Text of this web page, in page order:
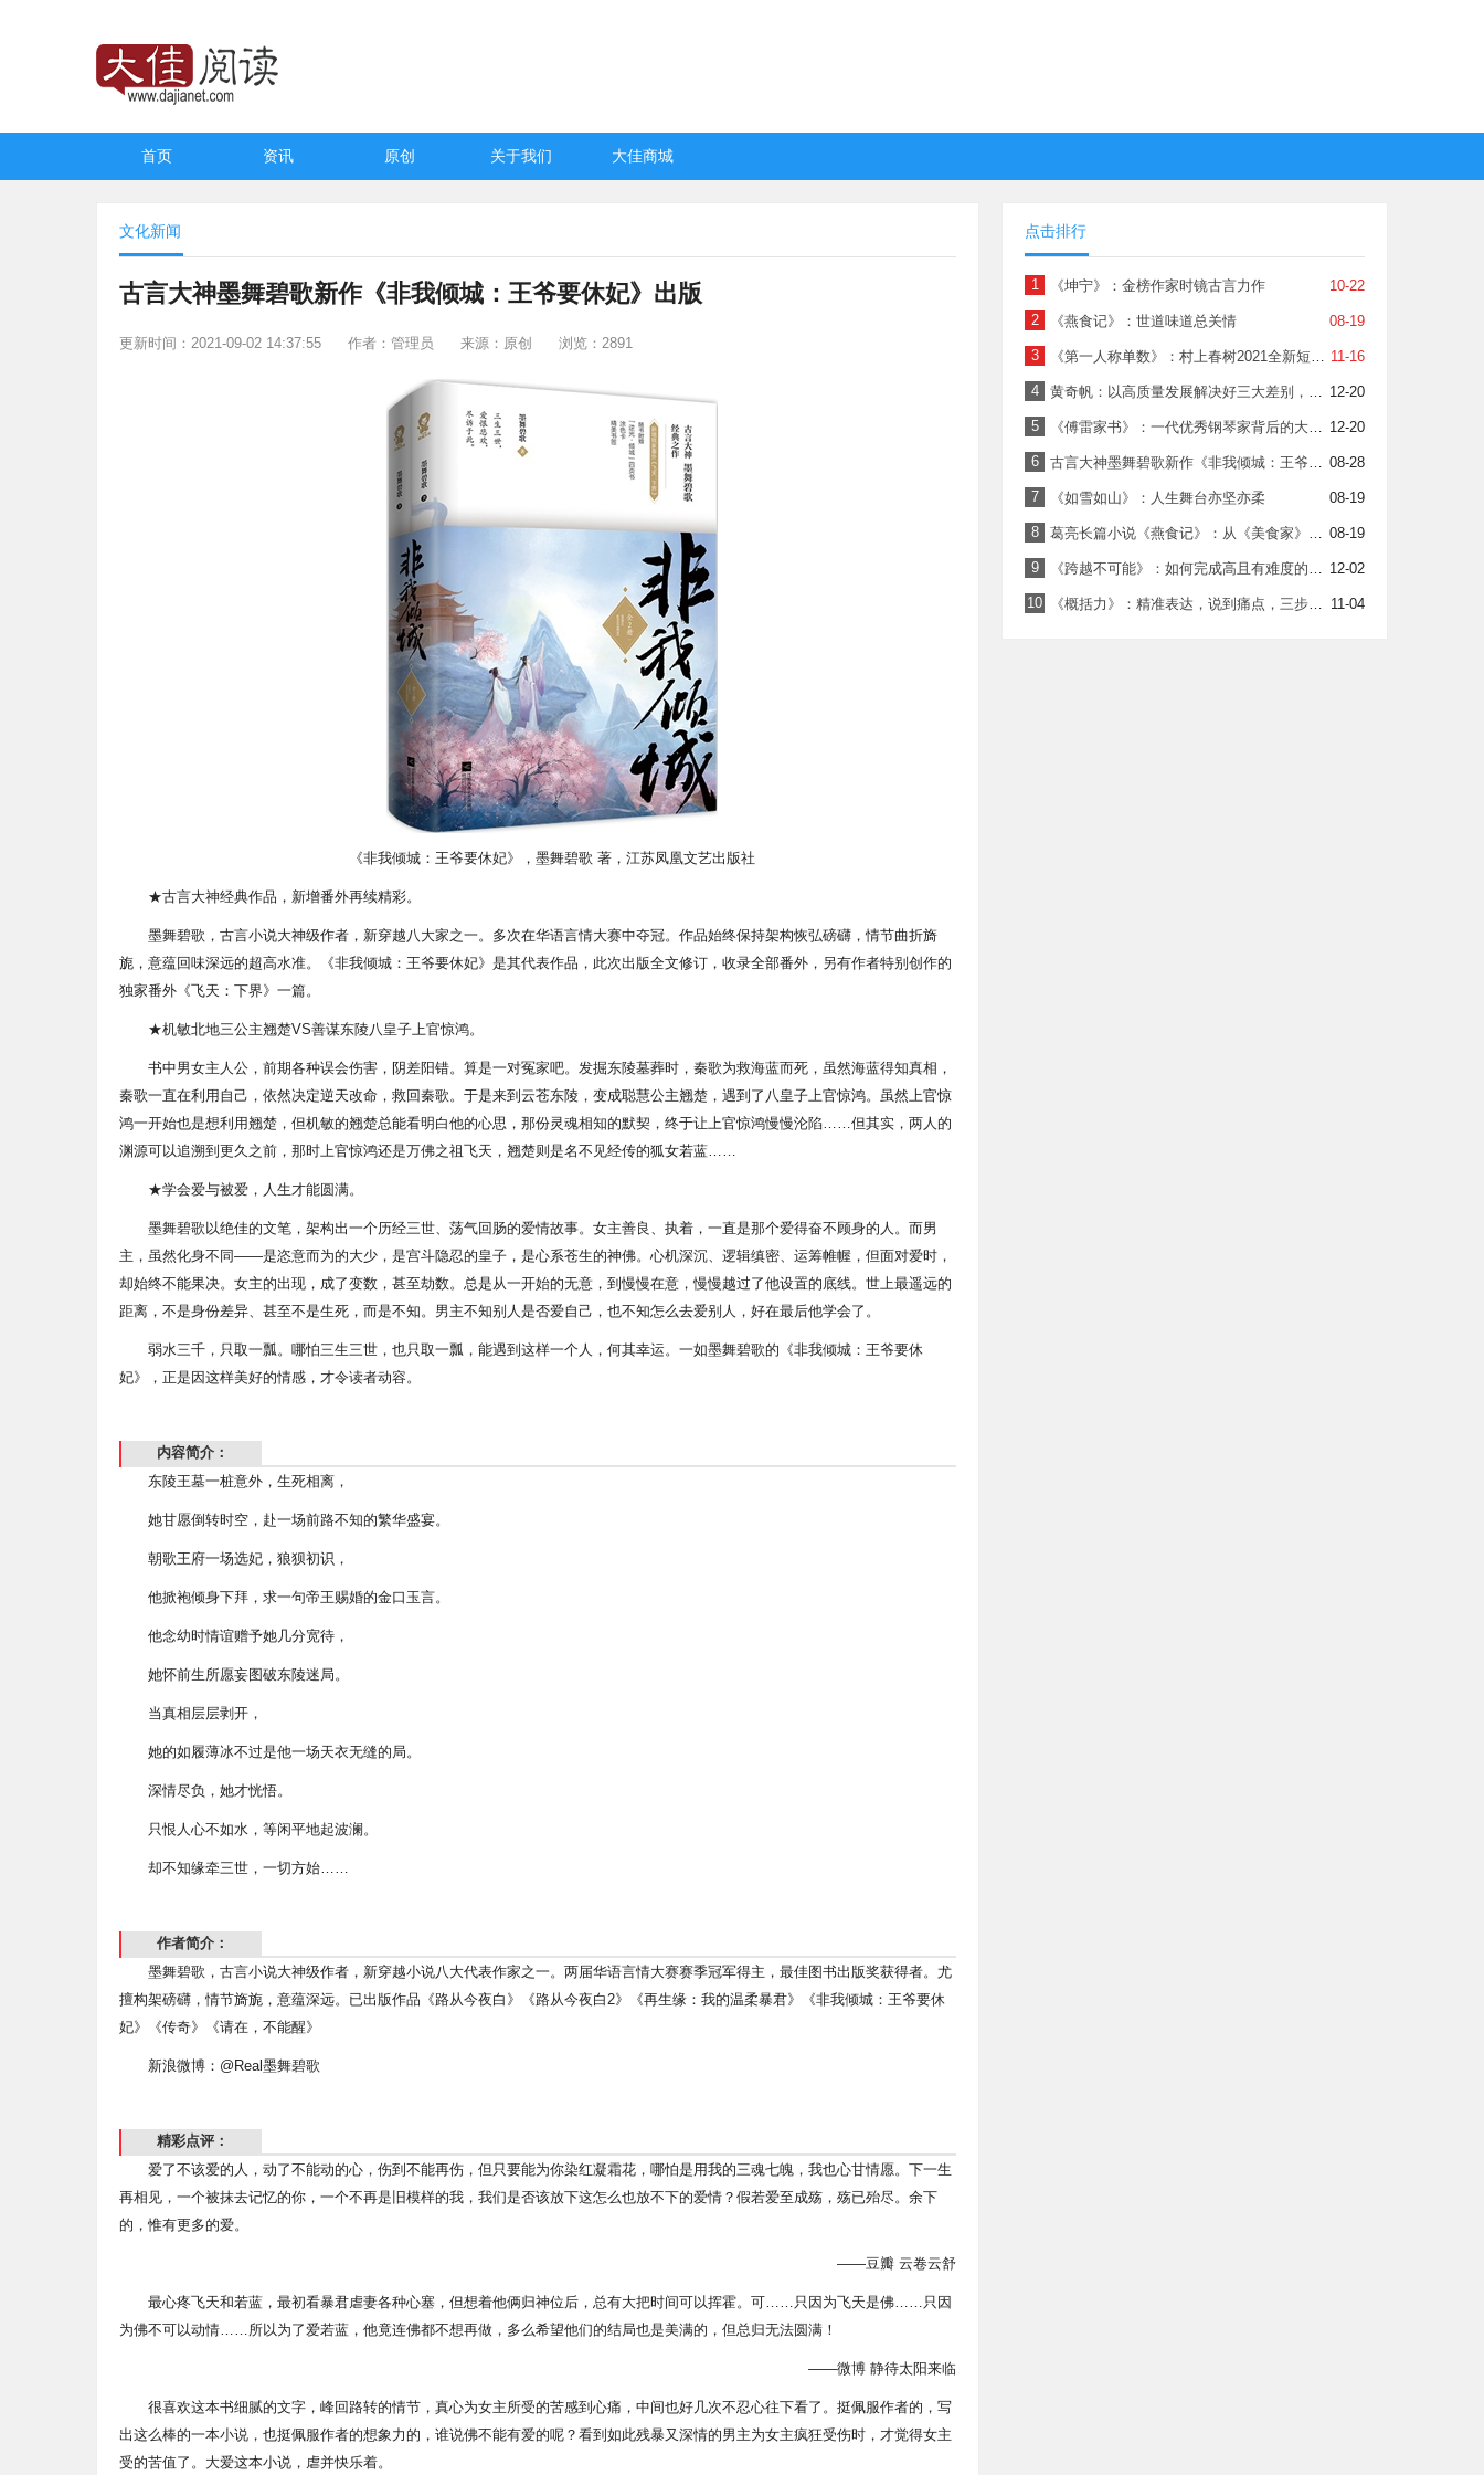
首页 资讯 原创 关于我们 大佳商城
文化新闻
​古言大神墨舞碧歌新作《非我倾城：王爷要休妃》出版
更新时间：2021-09-02 14:37:55 作者：管理员 来源：原创 浏览：2891
《非我倾城：王爷要休妃》， 墨舞碧歌 著， 江苏凤凰文艺出版社
★古言大神经典作品，新增番外再续精彩。
墨舞碧歌，古言小说大神级作者，新穿越八大家之一。多次在华语言情大赛中夺冠。作品始终保持架构恢弘磅礴，情节曲折旖
旎，意蕴回味深远的超高水准。《非我倾城：王爷要休妃》是其代表作品，此次出版全文修订，收录全部番外，另有作者特别创作的
独家番外《飞天：下界》一篇。
★机敏北地三公主翘楚VS善谋东陵八皇子上官惊鸿。
书中男女主人公，前期各种误会伤害，阴差阳错。算是一对冤家吧。发掘东陵墓葬时，秦歌为救海蓝而死，虽然海蓝得知真相，
秦歌一直在利用自己，依然决定逆天改命，救回秦歌。于是来到云苍东陵，变成聪慧公主翘楚，遇到了八皇子上官惊鸿。虽然上官惊
鸿一开始也是想利用翘楚，但机敏的翘楚总能看明白他的心思，那份灵魂相知的默契，终于让上官惊鸿慢慢沦陷……但其实，两人的
渊源可以追溯到更久之前，那时上官惊鸿还是万佛之祖飞天，翘楚则是名不见经传的狐女若蓝……
★学会爱与被爱，人生才能圆满。
墨舞碧歌以绝佳的文笔，架构出一个历经三世、荡气回肠的爱情故事。女主善良、执着，一直是那个爱得奋不顾身的人。而男
主，虽然化身不同——是恣意而为的大少，是宫斗隐忍的皇子，是心系苍生的神佛。心机深沉、逻辑缜密、运筹帷幄，但面对爱时，
却始终不能果决。女主的出现，成了变数，甚至劫数。总是从一开始的无意，到慢慢在意，慢慢越过了他设置的底线。世上最遥远的
距离，不是身份差异、甚至不是生死，而是不知。男主不知别人是否爱自己，也不知怎么去爱别人，好在最后他学会了。
弱水三千，只取一瓢。哪怕三生三世，也只取一瓢，能遇到这样一个人，何其幸运。一如墨舞碧歌的《非我倾城：王爷要休
妃》，正是因这样美好的情感，才令读者动容。
内容简介：
东陵王墓一桩意外，生死相离，
她甘愿倒转时空，赴一场前路不知的繁华盛宴。
朝歌王府一场选妃，狼狈初识，
他掀袍倾身下拜，求一句帝王赐婚的金口玉言。
他念幼时情谊赠予她几分宽待，
她怀前生所愿妄图破东陵迷局。
当真相层层剥开，
她的如履薄冰不过是他一场天衣无缝的局。
深情尽负，她才恍悟。
只恨人心不如水，等闲平地起波澜。
却不知缘牵三世，一切方始……
作者简介：
墨舞碧歌，古言小说大神级作者，新穿越小说八大代表作家之一。两届华语言情大赛赛季冠军得主，最佳图书出版奖获得者。尤
擅构架磅礴，情节旖旎，意蕴深远。已出版作品《路从今夜白》《路从今夜白2》《再生缘：我的温柔暴君》《非我倾城：王爷要休
妃》《传奇》《请在，不能醒》
新浪微博：@Real墨舞碧歌
精彩点评：
爱了不该爱的人，动了不能动的心，伤到不能再伤，但只要能为你染红凝霜花，哪怕是用我的三魂七魄，我也心甘情愿。下一生
再相见，一个被抹去记忆的你，一个不再是旧模样的我，我们是否该放下这怎么也放不下的爱情？假若爱至成殇，殇已殆尽。余下
的，惟有更多的爱。
——豆瓣 云卷云舒
最心疼飞天和若蓝，最初看暴君虐妻各种心塞，但想着他俩归神位后，总有大把时间可以挥霍。可……只因为飞天是佛……只因
为佛不可以动情……所以为了爱若蓝，他竟连佛都不想再做，多么希望他们的结局也是美满的，但总归无法圆满！
——微博 静待太阳来临
很喜欢这本书细腻的文字，峰回路转的情节，真心为女主所受的苦感到心痛，中间也好几次不忍心往下看了。挺佩服作者的，写
出这么棒的一本小说，也挺佩服作者的想象力的，谁说佛不能有爱的呢？看到如此残暴又深情的男主为女主疯狂受伤时，才觉得女主
受的苦值了。大爱这本小说，虐并快乐着。
点击排行
1 10-22
《坤宁》：金榜作家时镜古言力作
2 08-19
《燕食记》：世道味道总关情
3 11-16
《第一人称单数》：村上春树2021全新短篇小说集
4 12-20
黄奇帆：以高质量发展解决好三大差别，推动共同富裕
5 12-20
《傅雷家书》：一代优秀钢琴家背后的大智与大爱
6 08-28
​古言大神墨舞碧歌新作《非我倾城：王爷要休妃》出版
7 08-19
《如雪如山》：人生舞台亦坚亦柔
8 08-19
葛亮长篇小说《燕食记》：从《美食家》到《燕食记》
9 12-02
《跨越不可能》：如何完成高且有难度的目标
10 11-04
《概括力》：精准表达，说到痛点，三步学会1句顶100句的高效沟通术